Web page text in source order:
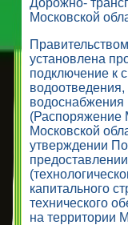
Дорожно-
Московской
установлена
подключение к
водоотведения,
водоснабжения
(Распоряжение
Московской
утверждении
капитального
технического
на территории